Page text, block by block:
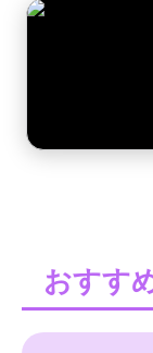
おすす